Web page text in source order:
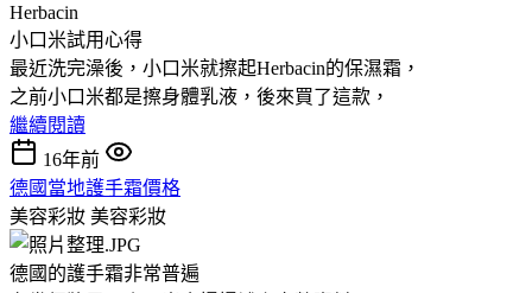
Herbacin
小口米試用心得
最近洗完澡後，小口米就擦起Herbacin的保濕霜，
之前小口米都是擦身體乳液，後來買了這款，
繼續閱讀
16年前
德國當地護手霜價格
美容彩妝 美容彩妝
德國的護手霜非常普遍